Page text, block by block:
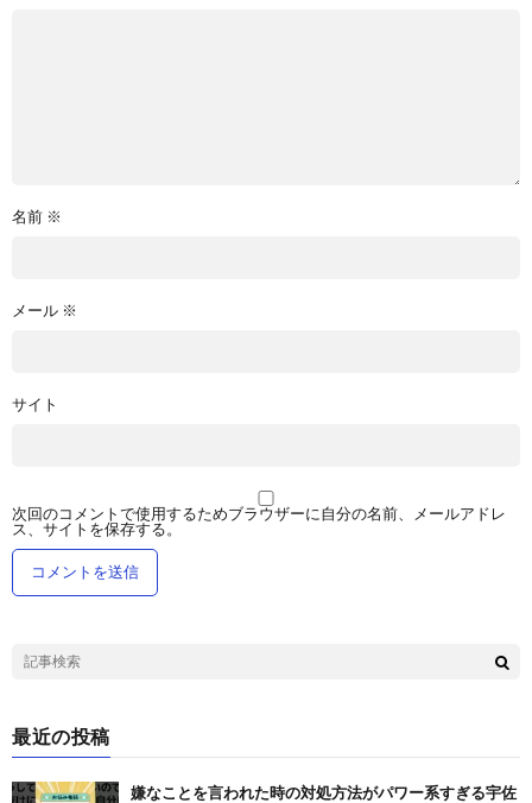
名前 ※
メール ※
サイト
次回のコメントで使用するためブラウザーに自分の名前、メールアドレ
ス、サイトを保存する。
最近の投稿
嫌なことを言われた時の対処方法がパワー系すぎる宇佐